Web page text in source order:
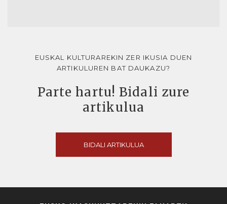
EUSKAL KULTURAREKIN ZER IKUSIA DUEN
ARTIKULUREN BAT DAUKAZU?
Parte hartu! Bidali zure
artikulua
BIDALI ARTIKULUA